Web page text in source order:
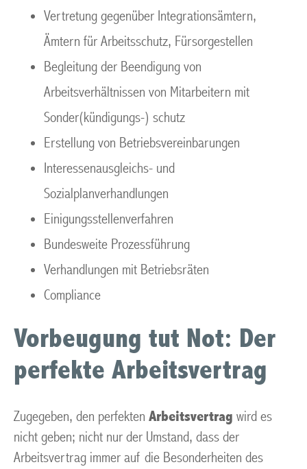
Vertretung gegenüber Integrationsämtern,
Ämtern für Arbeitsschutz, Fürsorgestellen
Begleitung der Beendigung von
Arbeitsverhältnissen von Mitarbeitern mit
Sonder(kündigungs-) schutz
Erstellung von Betriebsvereinbarungen
Interessenausgleichs- und
Sozialplanverhandlungen
Einigungsstellenverfahren
Bundesweite Prozessführung
Verhandlungen mit Betriebsräten
Compliance
Vorbeugung tut Not: Der
perfekte Arbeitsvertrag
Zugegeben, den perfekten Arbeitsvertrag wird es
nicht geben; nicht nur der Umstand, dass der
Arbeitsvertrag immer auf die Besonderheiten des